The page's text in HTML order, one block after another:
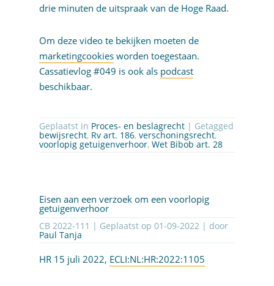
drie minuten de uitspraak van de Hoge Raad.
Om deze video te bekijken moeten de
marketingcookiesworden toegestaan.
Cassatievlog #049 is ook als podcast
beschikbaar.
Geplaatst in Proces- en beslagrecht | Getagged
bewijsrecht, Rv art. 186, verschoningsrecht,
voorlopig getuigenverhoor, Wet Bibob art. 28
Eisen aan een verzoek om een voorlopig
getuigenverhoor
CB 2022-111 | Geplaatst op 01-09-2022| door
Paul Tanja
HR 15 juli 2022, ECLI:NL:HR:2022:1105